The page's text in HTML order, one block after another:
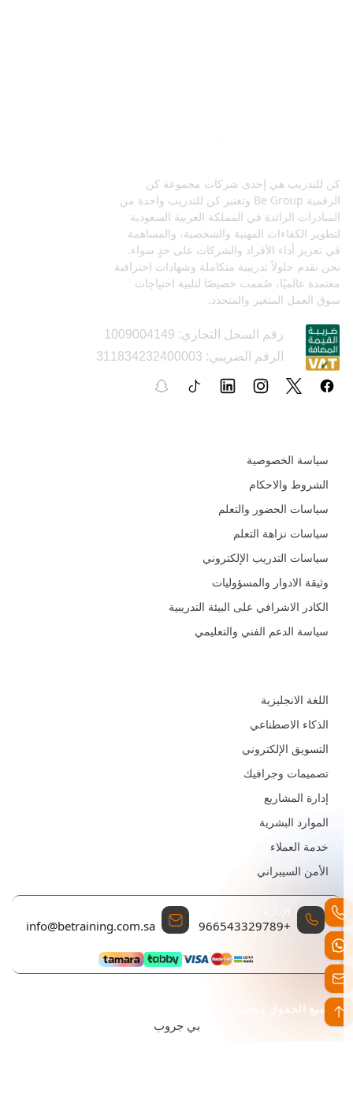
كن للتدريب هي إحدى شركات مجموعة كن
الرقمية Be Group وتعتبر كن للتدريب واحدة من
المبادرات الرائدة في المملكة العربية السعودية
لتطوير الكفاءات المهنية والشخصية، والمساهمة
في تعزيز أداء الأفراد والشركات على حدٍ سواء.
نحن نقدم حلولاً تدريبية متكاملة وشهادات احترافية
معتمدة عالميًا، صُممت خصيصًا لتلبية احتياجات
سوق العمل المتغير والمتجدد.
رقم السجل التجاري: 1009004149
الرقم الضريبي: 311834232400003
سياسة الخصوصية
الشروط والاحكام
سياسات الحضور والتعلم
سياسات نزاهة التعلم
سياسات التدريب الإلكتروني
وثيقة الادوار والمسؤوليات
الكادر الاشرافي على البيئة التدريبية
سياسة الدعم الفني والتعليمي
اللغة الانجليزية
الذكاء الاصطناعي
التسويق الإلكتروني
تصميمات وجرافيك
إدارة المشاريع
الموارد البشرية
خدمة العملاء
الأمن السيبراني
+966543329789
info@betraining.com.sa
جميع الحقوق محفوظة كن للتدريب تم التطوير والتصميم بواسطة
بي جروب